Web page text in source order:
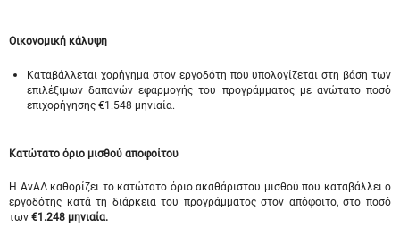
Οικονομική κάλυψη
Καταβάλλεται χορήγημα στον εργοδότη που υπολογίζεται στη βάση των
επιλέξιμων δαπανών εφαρμογής του προγράμματος με ανώτατο ποσό
επιχορήγησης €1.548 μηνιαία.
Κατώτατο όριο μισθού αποφοίτου
Η ΑνΑΔ καθορίζει το κατώτατο όριο ακαθάριστου μισθού που καταβάλλει ο
εργοδότης κατά τη διάρκεια του προγράμματος στον απόφοιτο, στο ποσό
των €1.248 μηνιαία.